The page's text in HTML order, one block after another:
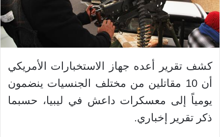
كشف تقرير أعده جهاز الاستخبارات الأمريكي
أن 10 مقاتلين من مختلف الجنسيات ينضمون
يومياً إلى معسكرات داعش في ليبيا، حسبما
ذكر تقرير إخباري.